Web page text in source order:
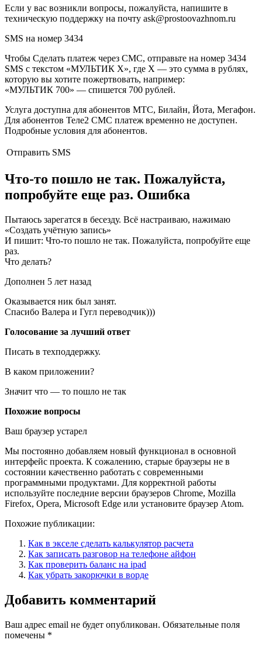
Если у вас возникли вопросы, пожалуйста, напишите в
техническую поддержку на почту ask@prostoovazhnom.ru
SMS на номер 3434
Чтобы Сделать платеж через СМС, отправьте на номер 3434
SMS с текстом «МУЛЬТИК Х», где Х — это сумма в рублях,
которую вы хотите пожертвовать, например:
«МУЛЬТИК 700» — спишется 700 рублей.
Услуга доступна для абонентов МТС, Билайн, Йота, Мегафон.
Для абонентов Теле2 СМС платеж временно не доступен.
Подробные условия для абонентов.
Отправить SMS
Что-то пошло не так. Пожалуйста,
попробуйте еще раз. Ошибка
Пытаюсь зарегатся в бесезду. Всё настраиваю, нажимаю
«Создать учётную запись»
И пишит: Что-то пошло не так. Пожалуйста, попробуйте еще
раз.
Что делать?
Дополнен 5 лет назад
Оказывается ник был занят.
Спасибо Валера и Гугл переводчик)))
Голосование за лучший ответ
Писать в техподдержку.
В каком приложении?
Значит что — то пошло не так
Похожие вопросы
Ваш браузер устарел
Мы постоянно добавляем новый функционал в основной
интерфейс проекта. К сожалению, старые браузеры не в
состоянии качественно работать с современными
программными продуктами. Для корректной работы
используйте последние версии браузеров Chrome, Mozilla
Firefox, Opera, Microsoft Edge или установите браузер Atom.
Похожие публикации:
Как в экселе сделать калькулятор расчета
Как записать разговор на телефоне айфон
Как проверить баланс на ipad
Как убрать закорючки в ворде
Добавить комментарий
Ваш адрес email не будет опубликован. Обязательные поля
помечены *